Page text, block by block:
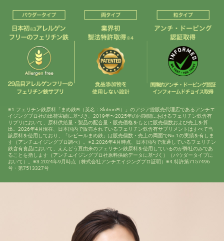
※1.フェリチン鉄原料「まめ鉄®（英名：SloIron®）」のアジア総販売代理店であるアンチエ
イジングプロ社の出荷実績に基づき、2019年〜2025年の同期間におけるフェリチン鉄含有
サプリにおいて、原料供給量・製品の配合量・販売価格をもとに販売個数および売上を算
出。2026年4月現在、日本国内で販売されているフェリチン鉄含有サプリメントはすべて当
該原料を使用しており、「レピールまめ鉄」は販売個数・売上の両面でNo.1の実績を有しま
す（アンチエイジングプロ調べ）。※2.2026年4月時点、日本国内で流通しているフェリチン
鉄含有食品において、えんどう豆由来のフェリチン鉄原料を使用しているのが弊社のみであ
ることを指します（アンチエイジングプロ社原料供給データに基づく）（パウダータイプに
おいて）。※3.2024年9月時点（株式会社アンチエイジングプロ証明）※4.特許第7157496
号・第7513327号